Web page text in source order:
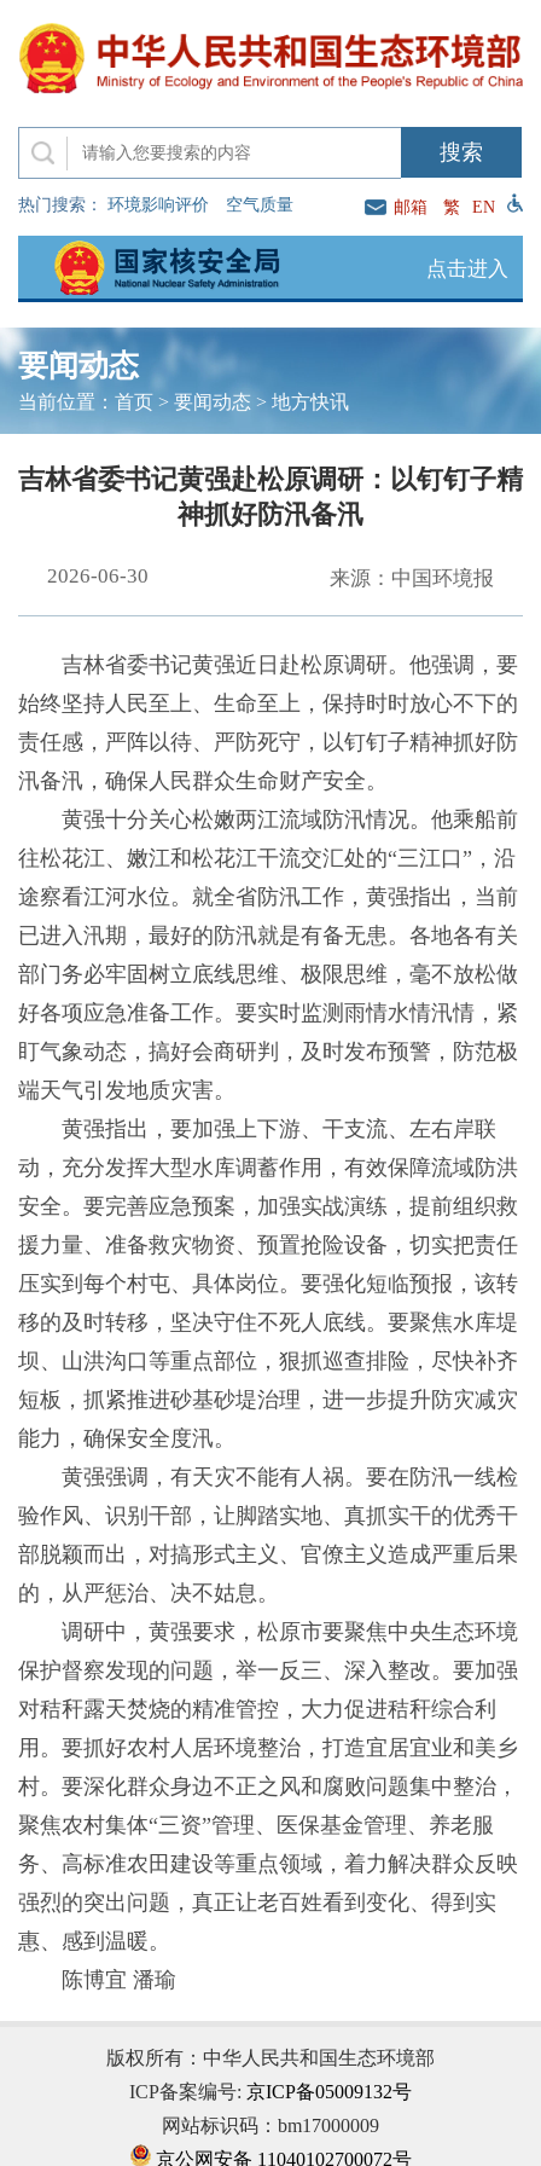
热门搜索： 环境影响评价 空气质量 邮箱 繁 EN
点击进入
要闻动态
当前位置： 首页> 要闻动态 > 地方快讯
吉林省委书记黄强赴松原调研：以钉钉子精
神抓好防汛备汛
2026-06-30 来源：中国环境报
吉林省委书记黄强近日赴松原调研。他强调，要
始终坚持人民至上、生命至上，保持时时放心不下的
责任感，严阵以待、严防死守，以钉钉子精神抓好防
汛备汛，确保人民群众生命财产安全。
黄强十分关心松嫩两江流域防汛情况。他乘船前
往松花江、嫩江和松花江干流交汇处的“三江口”，沿
途察看江河水位。就全省防汛工作，黄强指出，当前
已进入汛期，最好的防汛就是有备无患。各地各有关
部门务必牢固树立底线思维、极限思维，毫不放松做
好各项应急准备工作。要实时监测雨情水情汛情，紧
盯气象动态，搞好会商研判，及时发布预警，防范极
端天气引发地质灾害。
黄强指出，要加强上下游、干支流、左右岸联
动，充分发挥大型水库调蓄作用，有效保障流域防洪
安全。要完善应急预案，加强实战演练，提前组织救
援力量、准备救灾物资、预置抢险设备，切实把责任
压实到每个村屯、具体岗位。要强化短临预报，该转
移的及时转移，坚决守住不死人底线。要聚焦水库堤
坝、山洪沟口等重点部位，狠抓巡查排险，尽快补齐
短板，抓紧推进砂基砂堤治理，进一步提升防灾减灾
能力，确保安全度汛。
黄强强调，有天灾不能有人祸。要在防汛一线检
验作风、识别干部，让脚踏实地、真抓实干的优秀干
部脱颖而出，对搞形式主义、官僚主义造成严重后果
的，从严惩治、决不姑息。
调研中，黄强要求，松原市要聚焦中央生态环境
保护督察发现的问题，举一反三、深入整改。要加强
对秸秆露天焚烧的精准管控，大力促进秸秆综合利
用。要抓好农村人居环境整治，打造宜居宜业和美乡
村。要深化群众身边不正之风和腐败问题集中整治，
聚焦农村集体“三资”管理、医保基金管理、养老服
务、高标准农田建设等重点领域，着力解决群众反映
强烈的突出问题，真正让老百姓看到变化、得到实
惠、感到温暖。
陈博宜 潘瑜
版权所有：中华人民共和国生态环境部
ICP备案编号: 京ICP备05009132号
网站标识码：bm17000009
京公网安备 11040102700072号